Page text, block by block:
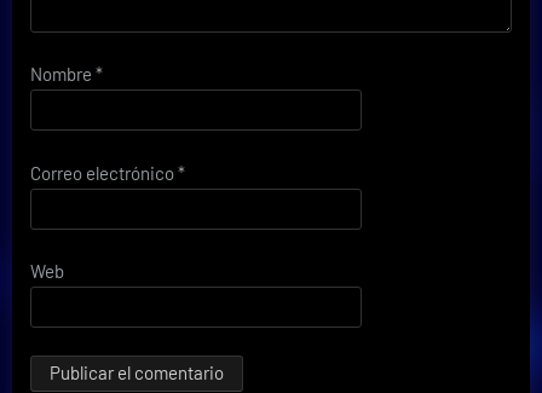
Nombre *
Correo electrónico*
Web